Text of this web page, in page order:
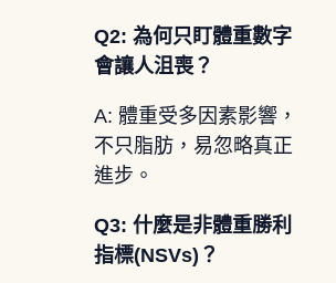
Q2: 為何只盯體重數字
會讓人沮喪？
A: 體重受多因素影響，
不只脂肪，易忽略真正
進步。
Q3: 什麼是非體重勝利
指標(NSVs)？